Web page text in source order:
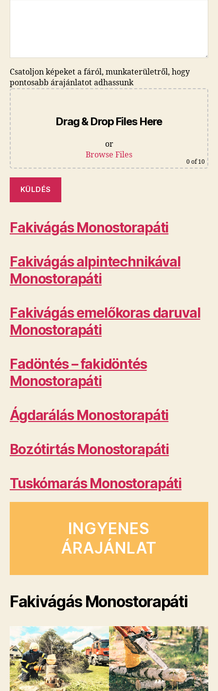
Csatoljon képeket a fáról, munkaterületről, hogy
pontosabb árajánlatot adhassunk
Drag & Drop Files Here
or
Browse Files
0 of 10
Fakivágás Monostorapáti
Fakivágás alpintechnikával
Monostorapáti
Fakivágás emelőkoras daruval
Monostorapáti
Fadöntés – fakidöntés
Monostorapáti
Ágdarálás Monostorapáti
Bozótirtás Monostorapáti
Tuskómarás Monostorapáti
INGYENES
ÁRAJÁNLAT
Fakivágás Monostorapáti